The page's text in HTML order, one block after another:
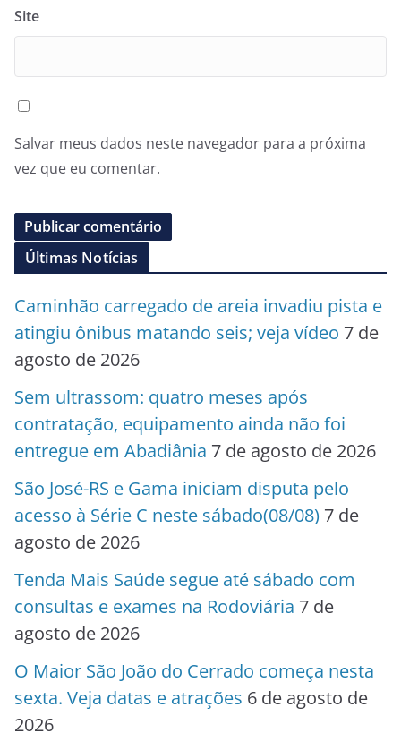
Site
Salvar meus dados neste navegador para a próxima
vez que eu comentar.
Últimas Notícias
Caminhão carregado de areia invadiu pista e
atingiu ônibus matando seis; veja vídeo 7 de
agosto de 2026
Sem ultrassom: quatro meses após
contratação, equipamento ainda não foi
entregue em Abadiânia 7 de agosto de 2026
São José-RS e Gama iniciam disputa pelo
acesso à Série C neste sábado(08/08) 7 de
agosto de 2026
Tenda Mais Saúde segue até sábado com
consultas e exames na Rodoviária 7 de
agosto de 2026
O Maior São João do Cerrado começa nesta
sexta. Veja datas e atrações 6 de agosto de
2026